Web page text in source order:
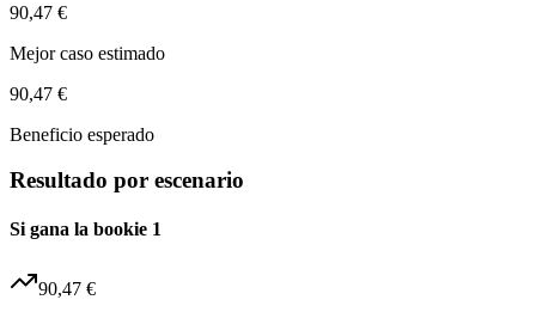
90,47 €
Mejor caso estimado
90,47 €
Beneficio esperado
Resultado por escenario
Si gana la bookie 1
90,47 €